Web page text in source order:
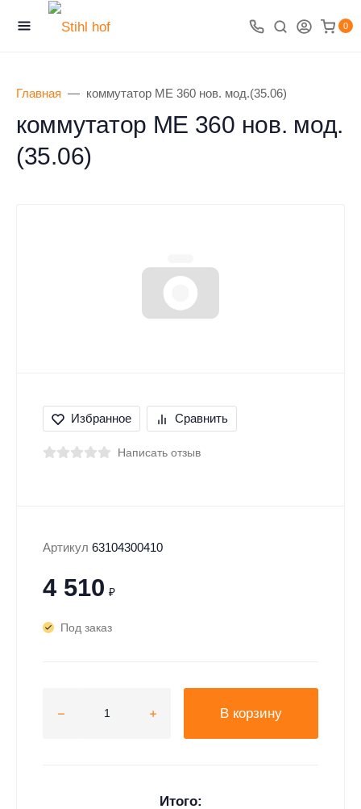
0
Главная коммутатор ME 360 нов. мод.(35.06)
коммутатор ME 360 нов. мод.
(35.06)
Избранное Сравнить
Написать отзыв
Артикул 63104300410
4 510 ₽
Под заказ
В корзину
Итого: